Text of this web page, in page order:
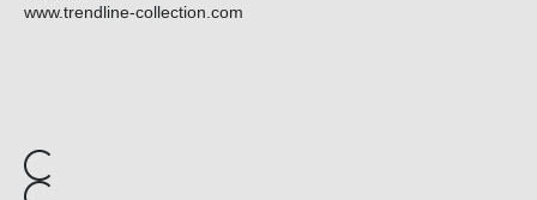
www.trendline-collection.com